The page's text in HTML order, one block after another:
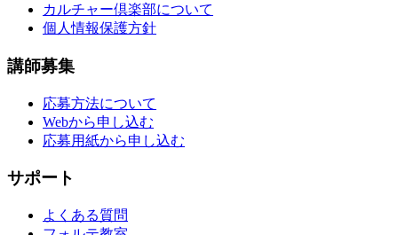
カルチャー倶楽部について
個人情報保護方針
講師募集
応募方法について
Webから申し込む
応募用紙から申し込む
サポート
よくある質問